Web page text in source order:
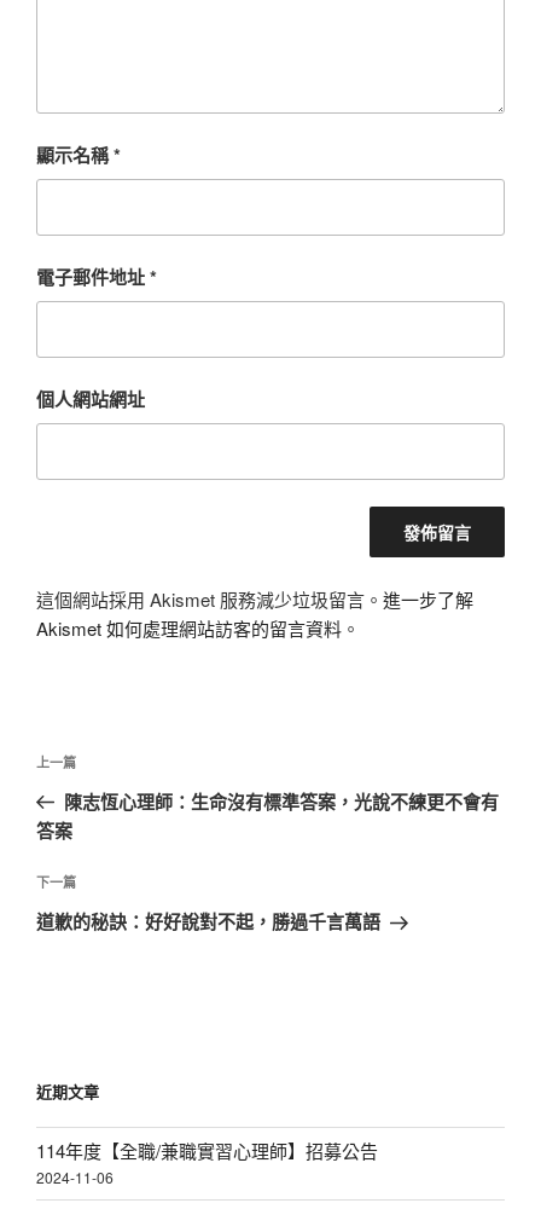
顯示名稱*
電子郵件地址*
個人網站網址
這個網站採用 Akismet 服務減少垃圾留言。 進一步了解
Akismet 如何處理網站訪客的留言資料 。
文
導
覽
上
一
篇
章
上一篇
陳志恆心理師：生命沒有標準答案，光說不練更不會有
答案
下
一
下一篇
道歉的秘訣：好好說對不起，勝過千言萬語
近期文章
114年度【全職/兼職實習心理師】招募公告
2024-11-06